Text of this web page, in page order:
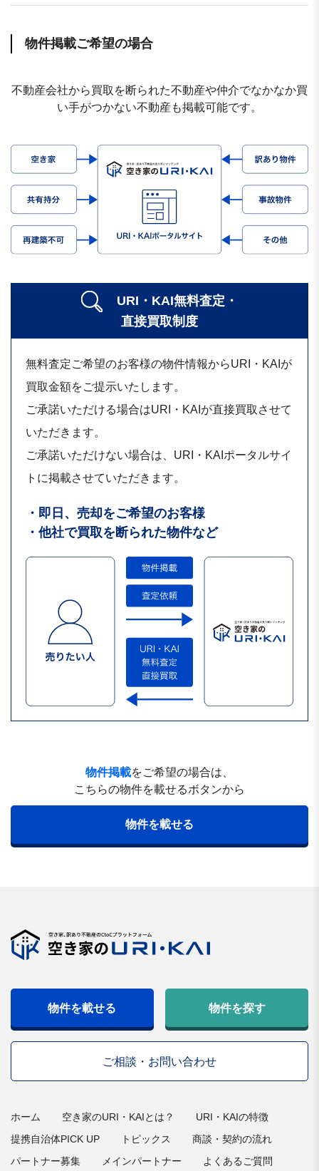
物件掲載ご希望の場合
不動産会社から買取を断られた不動産や仲介でなかなか買
い手がつかない不動産も掲載可能です。
URI・KAI無料査定・
直接買取制度
無料査定ご希望のお客様の物件情報からURI・KAIが
買取金額をご提示いたします。
ご承諾いただける場合はURI・KAIが直接買取させて
いただきます。
ご承諾いただけない場合は、URI・KAIポータルサイ
トに掲載させていただきます。
・即日、売却をご希望のお客様
・他社で買取を断られた物件など
物件掲載をご希望の場合は、
こちらの物件を載せるボタンから
物件を載せる
物件を載せる 物件を探す
ご相談・お問い合わせ
ホーム 空き家のURI・KAIとは？
URI・KAIの特徴
提携自治体PICK UP
トピックス
商談・契約の流れ
パートナー募集
メインパートナー よくあるご質問